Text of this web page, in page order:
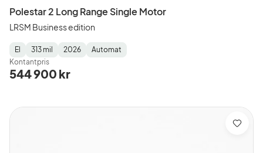
Polestar 2 Long Range Single Motor
LRSM Business edition
Fuel
Type:
El
Mätarställning:
313 mil
Model
Year:
2026
Gearbox
Type:
Automat
Kontantpris
544 900 kr
Spara